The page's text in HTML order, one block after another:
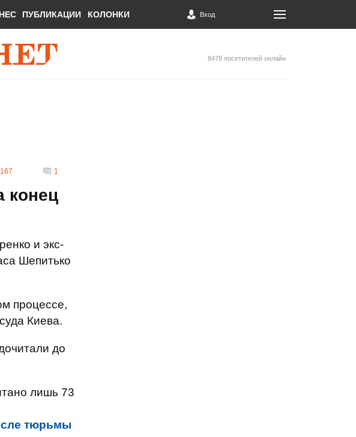
ПУБЛИКАЦИИ КОЛОНКИ Вход
8478 посетителей онлайн
167 1
конец
и экс-
Шепитько
процессе,
Киева.
до
лишь 73
тюрьмы